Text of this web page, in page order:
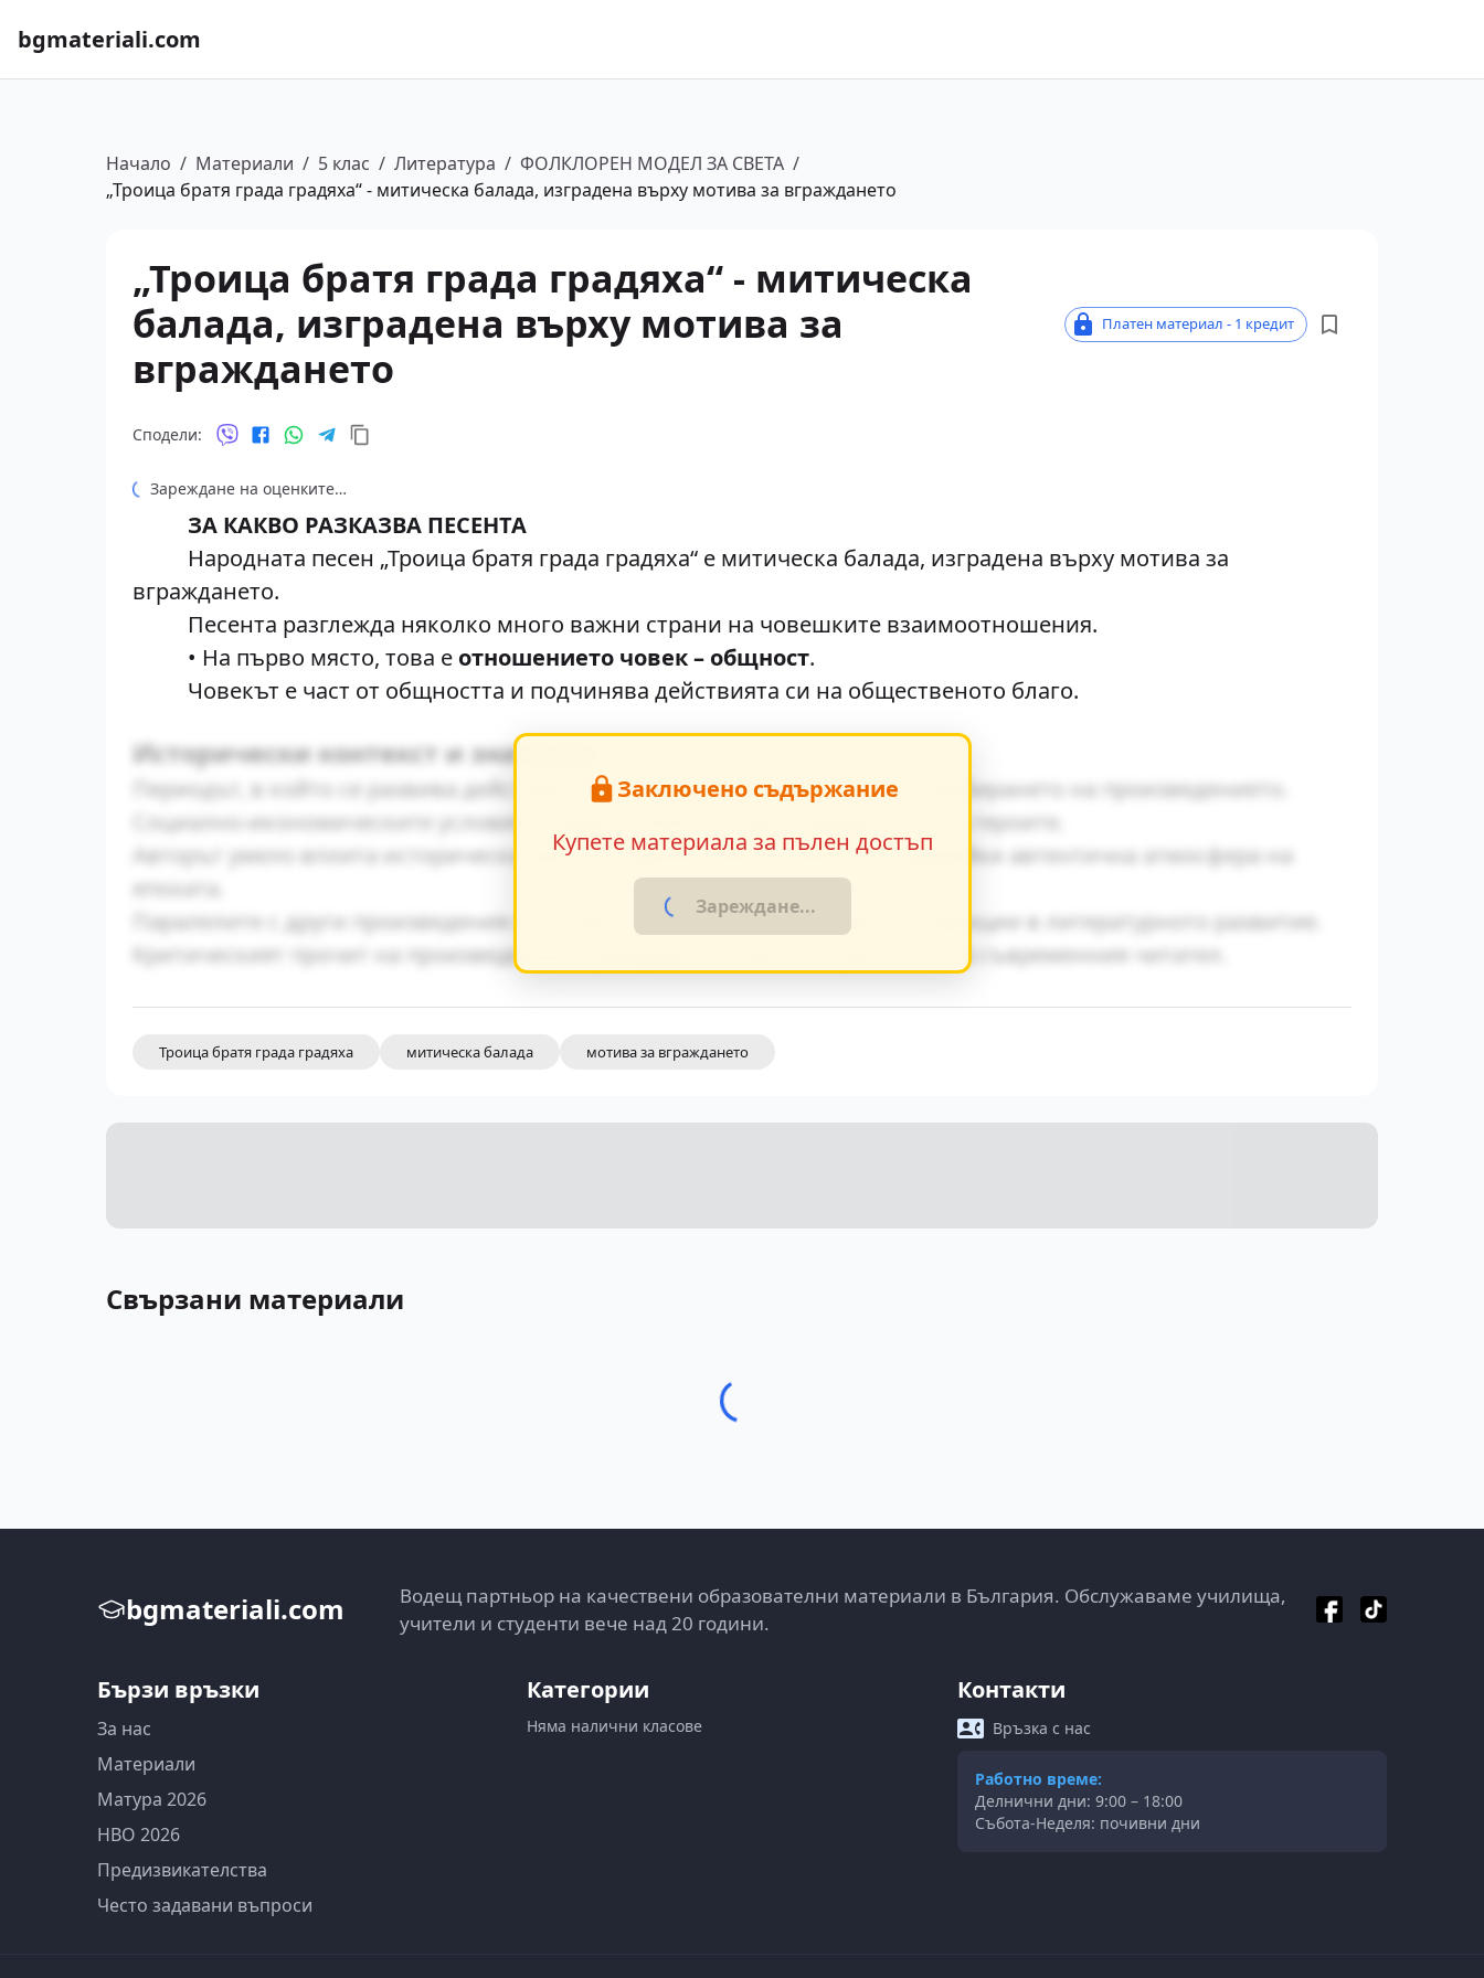
bgmateriali.com
Начало / Материали / 5 клас / Литература / ФОЛКЛОРЕН МОДЕЛ ЗА СВЕТА /
„Троица братя града градяха“ - митическа балада, изградена върху мотива за вграждането
„Троица братя града градяха“ - митическа
балада, изградена върху мотива за
вграждането
Платен материал - 1 кредит
Сподели:
Зареждане на оценките…
ЗА КАКВО РАЗКАЗВА ПЕСЕНТА
Народната песен „Троица братя града градяха“ е митическа балада, изградена върху мотива за
вграждането.
Песента разглежда няколко много важни страни на човешките взаимоотношения.
• На първо място, това е отношението човек – общност.
Човекът е част от общността и подчинява действията си на общественото благо.
Исторически контекст и значение
Периодът, в който се развива действието, е от съществено значение за разбирането на произведението.
Социално-икономическите условия оказват влияние върху поведението на героите.
Авторът умело вплита исторически факти в художествения разказ, създавайки автентична атмосфера на
епохата.
Паралелите с други произведения от същия период показват общите тенденции в литературното развитие.
Критическият прочит на произведението разкрива неговата актуалност и за съвременния читател.
Заключено съдържание
Купете материала за пълен достъп
Зареждане...
Троица братя града градяха митическа балада мотива за вграждането
Свързани материали
bgmateriali.com
Водещ партньор на качествени образователни материали в България. Обслужаваме училища,
учители и студенти вече над 20 години.
Бързи връзки
За нас
Материали
Матура 2026
НВО 2026
Предизвикателства
Често задавани въпроси
Категории
Няма налични класове
Контакти
Връзка с нас
Работно време:
Делнични дни: 9:00 – 18:00
Събота-Неделя: почивни дни